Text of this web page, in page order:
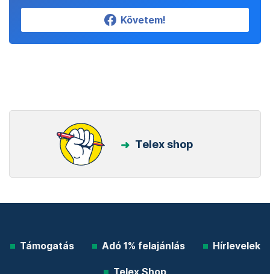
Követem!
Telex shop
Támogatás Adó 1% felajánlás Hírlevelek